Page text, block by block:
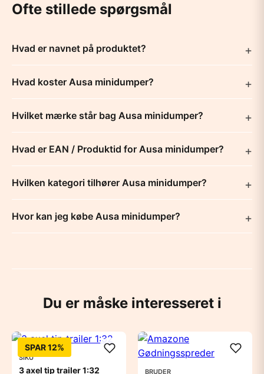
Ofte stillede spørgsmål
Hvad er navnet på produktet?
Hvad koster Ausa minidumper?
Hvilket mærke står bag Ausa minidumper?
Hvad er EAN / Produktid for Ausa minidumper?
Hvilken kategori tilhører Ausa minidumper?
Hvor kan jeg købe Ausa minidumper?
Du er måske interesseret i
SPAR 12%
SIKU
3 axel tip trailer 1:32 BRUDER